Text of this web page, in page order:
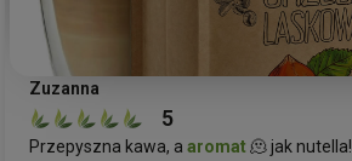
Zuzanna
5
Przepyszna kawa, a aromat🫠 jak nutella!